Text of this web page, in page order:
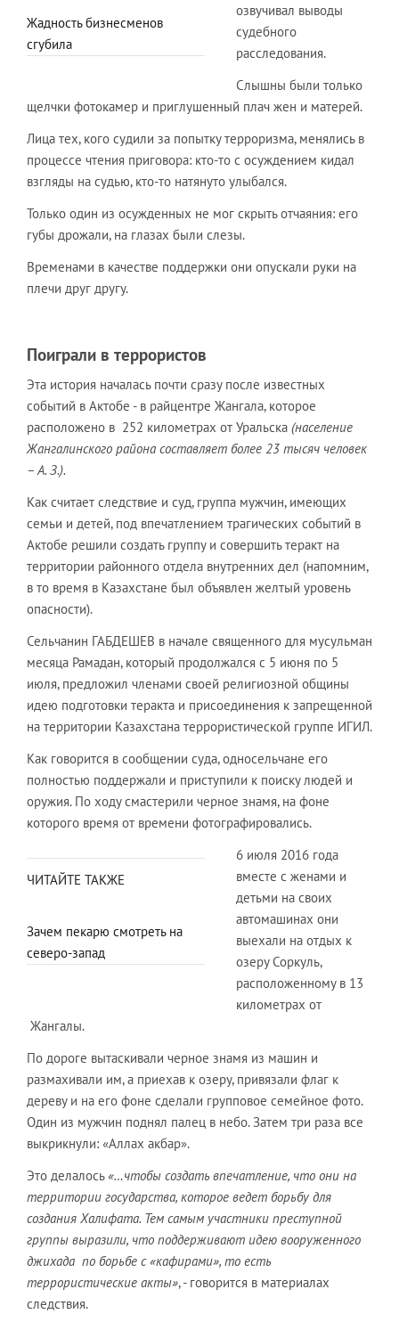
Жадность бизнесменов
сгубила
озвучивал выводы
судебного
расследования.
Слышны были только
щелчки фотокамер и приглушенный плач жен и матерей.
Лица тех, кого судили за попытку терроризма, менялись в
процессе чтения приговора: кто-то с осуждением кидал
взгляды на судью, кто-то натянуто улыбался.
Только один из осужденных не мог скрыть отчаяния: его
губы дрожали, на глазах были слезы.
Временами в качестве поддержки они опускали руки на
плечи друг другу.
Поиграли в террористов
Эта история началась почти сразу после известных
событий в Актобе - в райцентре Жангала, которое
расположено в 252 километрах от Уральска (население
Жангалинского района составляет более 23 тысяч человек
– А. З.).
Как считает следствие и суд, группа мужчин, имеющих
семьи и детей, под впечатлением трагических событий в
Актобе решили создать группу и совершить теракт на
территории районного отдела внутренних дел (напомним,
в то время в Казахстане был объявлен желтый уровень
опасности).
Сельчанин ГАБДЕШЕВ в начале священного для мусульман
месяца Рамадан, который продолжался с 5 июня по 5
июля, предложил членами своей религиозной общины
идею подготовки теракта и присоединения к запрещенной
на территории Казахстана террористической группе ИГИЛ.
Как говорится в сообщении суда, односельчане его
полностью поддержали и приступили к поиску людей и
оружия. По ходу смастерили черное знамя, на фоне
которого время от времени фотографировались.
ЧИТАЙТЕ ТАКЖЕ
Зачем пекарю смотреть на
северо-запад
6 июля 2016 года
вместе с женами и
детьми на своих
автомашинах они
выехали на отдых к
озеру Соркуль,
расположенному в 13
километрах от
Жангалы.
По дороге вытаскивали черное знамя из машин и
размахивали им, а приехав к озеру, привязали флаг к
дереву и на его фоне сделали групповое семейное фото.
Один из мужчин поднял палец в небо. Затем три раза все
выкрикнули: «Аллах акбар».
Это делалось«…чтобы создать впечатление, что они на
территории государства, которое ведет борьбу для
создания Халифата. Тем самым участники преступной
группы выразили, что поддерживают идею вооруженного
джихада по борьбе с «кафирами», то есть
террористические акты», - говорится в материалах
следствия.